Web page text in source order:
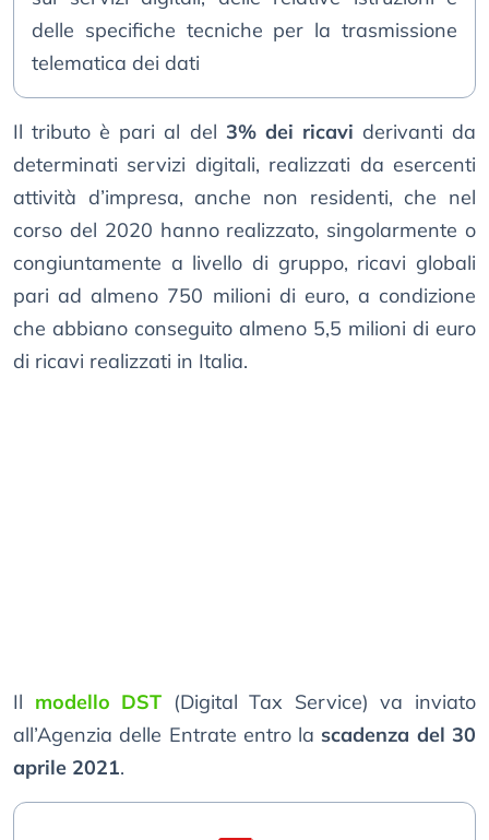
delle specifiche tecniche per la trasmissione
telematica dei dati
Il tributo è pari al del 3% dei ricavi derivanti da
determinati servizi digitali, realizzati da esercenti
attività d’impresa, anche non residenti, che nel
corso del 2020 hanno realizzato, singolarmente o
congiuntamente a livello di gruppo, ricavi globali
pari ad almeno 750 milioni di euro, a condizione
che abbiano conseguito almeno 5,5 milioni di euro
di ricavi realizzati in Italia.
Il modello DST (Digital Tax Service) va inviato
all’Agenzia delle Entrate entro la scadenza del 30
aprile 2021.